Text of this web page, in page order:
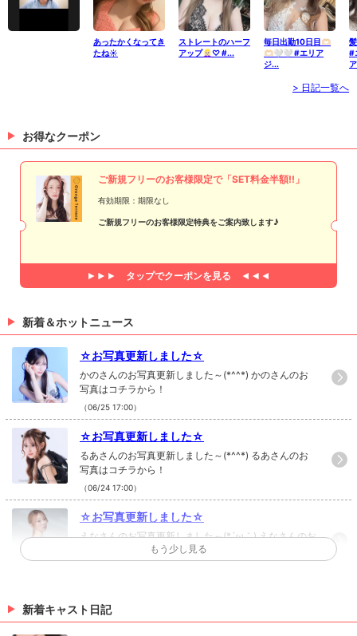
あったかくなってき
たね☀️
ストレートのハーフ
アップ👱🏻‍♀️♡ #...
毎日出勤10日目🫶🏻
🫶🏻🤍🤍 #エリア
ジ...
#
> 日記一覧へ
お得なクーポン
ご新規フリーのお客様限定で「SET料金半額!!」
有効期限：期限なし
ご新規フリーのお客様限定特典をご案内致します♪
タップでクーポンを見る
新着＆ホットニュース
☆お写真更新しました☆
かのさんのお写真更新しました～(*^^*) かのさんのお
写真はコチラから！
（06/25 17:00）
☆お写真更新しました☆
るあさんのお写真更新しました～(*^^*) るあさんのお
写真はコチラから！
（06/24 17:00）
☆お写真更新しました☆
えなさんのお写真更新しました～(*´ω｀) えなさんのお
写真はコチラから！
まひろさんのお写真更新しました(*´ω｀) まひろさんの
もう少し見る
新着キャスト日記